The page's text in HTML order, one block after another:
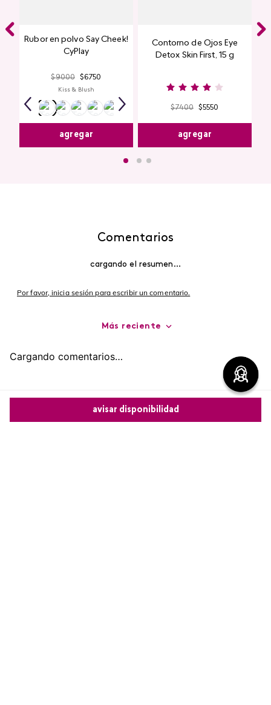
avisar disponibilidad
Rubor en polvo Say Cheek!
CyPlay
$9000 $6750
Kiss & Blush
agregar
Contorno de Ojos Eye
Detox Skin First, 15 g
$7400 $5550
agregar
Comentarios
cargando el resumen…
Por favor, inicia sesión para escribir un comentario.
Más reciente
Cargando comentarios…